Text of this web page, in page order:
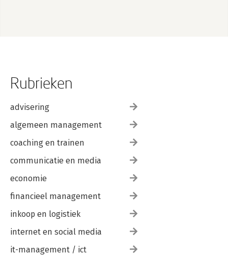
Rubrieken
advisering
algemeen management
coaching en trainen
communicatie en media
economie
financieel management
inkoop en logistiek
internet en social media
it-management / ict